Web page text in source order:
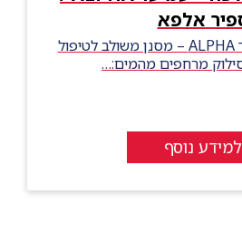
אלפא
מסנן אבנית עמיעד ALPHA – מסנן משולב לטיפול
מרחפים מהמים:…
למידע נוסף